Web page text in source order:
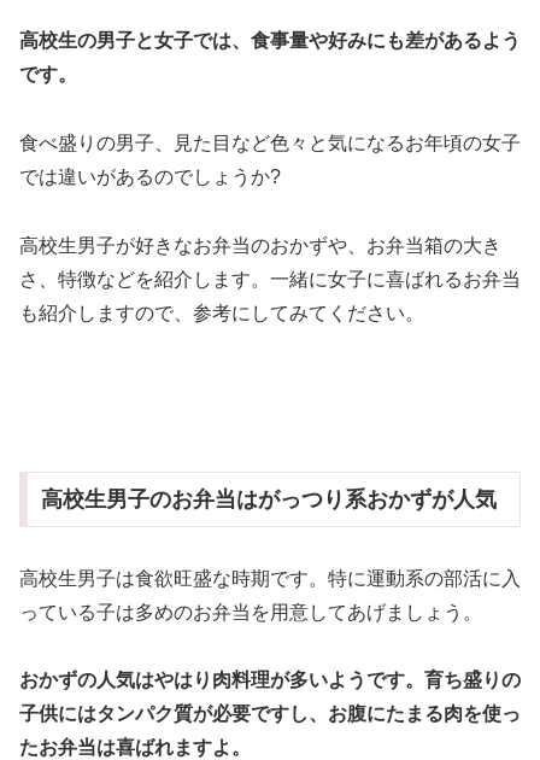
高校生の男子と女子では、食事量や好みにも差があるよう
です。
食べ盛りの男子、見た目など色々と気になるお年頃の女子
では違いがあるのでしょうか?
高校生男子が好きなお弁当のおかずや、お弁当箱の大き
さ、特徴などを紹介します。一緒に女子に喜ばれるお弁当
も紹介しますので、参考にしてみてください。
高校生男子のお弁当はがっつり系おかずが人気
高校生男子は食欲旺盛な時期です。特に運動系の部活に入
っている子は多めのお弁当を用意してあげましょう。
おかずの人気はやはり肉料理が多いようです。育ち盛りの
子供にはタンパク質が必要ですし、お腹にたまる肉を使っ
たお弁当は喜ばれますよ。